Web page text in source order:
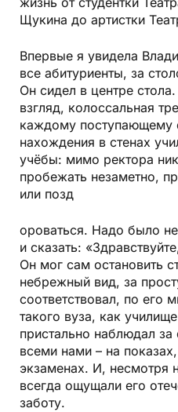
Щукина до артистки
Впервые я увидела
все абитуриенты, за
Он сидел в центре
взгляд, колоссальная
каждому поступающему
нахождения в стенах
учёбы: мимо ректора
пробежать незаметно,
или позд
ороваться. Надо было
и сказать:
Он мог сам остановить
небрежный вид, за
соответствовал, по его
такого вуза, как
пристально наблюдал
всеми нами – на
экзаменах. И, несмотря
всегда ощущали его
заботу.